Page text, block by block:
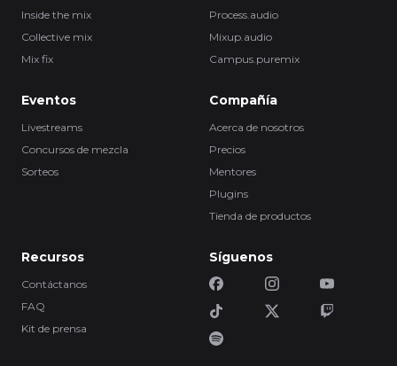
Inside the mix
Collective mix
Mix fix
Process.audio
Mixup.audio
Campus.puremix
Eventos
Livestreams
Concursos de mezcla
Sorteos
Compañía
Acerca de nosotros
Precios
Mentores
Plugins
Tienda de productos
Recursos
Contáctanos
FAQ
Kit de prensa
Síguenos